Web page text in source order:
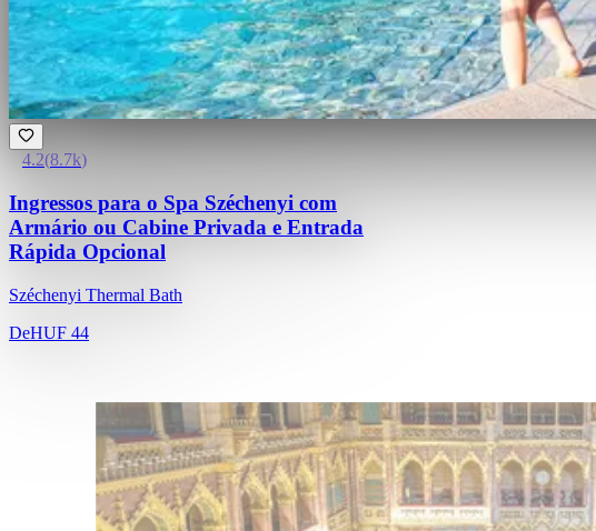
4.2(8.7k)
Ingressos para o Spa Széchenyi com
Armário ou Cabine Privada e Entrada
Rápida Opcional
Széchenyi Thermal Bath
DeHUF 44